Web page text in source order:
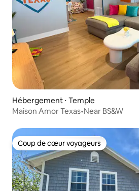
Hébergement ⋅ Temple
Maison Amor Texas•Near BS&W
Coup de cœur voyageurs
Coup de cœur voyageurs